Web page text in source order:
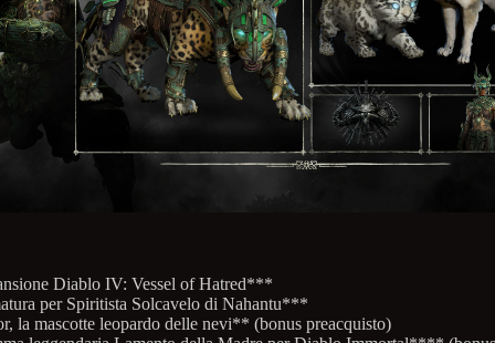
Diablo IV: Vessel of Hatred***
per Spiritista Solcavelo di Nahantu***
la mascotte leopardo delle nevi** (bonus preacquisto)